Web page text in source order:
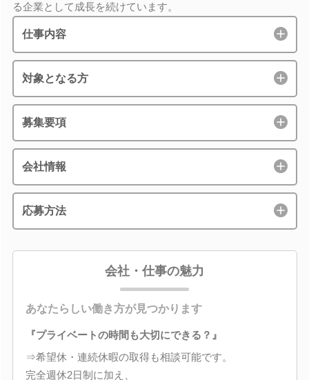
る企業として成長を続けています。
仕事内容
対象となる方
募集要項
会社情報
応募方法
会社・仕事の魅力
あなたらしい働き方が見つかります
『プライベートの時間も大切にできる？』
⇒希望休・連続休暇の取得も相談可能です。
完全週休2日制に加え、